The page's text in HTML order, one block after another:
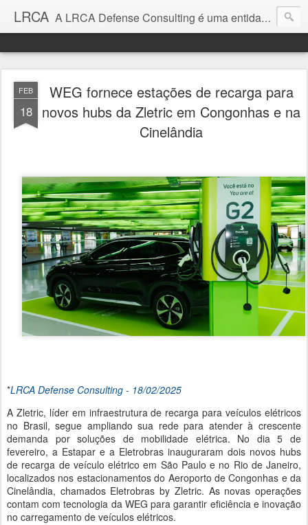
LRCA A LRCA Defense Consulting é uma entidade sem fins lucrativos que se dedica a produzir e divulgar notícias e análises sobre as Empresas de Defesa. Não somos jornalistas e nem este é um blog jornalístico.
FEB
18
WEG fornece estações de recarga para
novos hubs da Zletric em Congonhas e na
Cinelândia
*LRCA Defense Consulting - 18/02/2025
A Zletric, líder em infraestrutura de recarga para veículos elétricos
no Brasil, segue ampliando sua rede para atender à crescente
demanda por soluções de mobilidade elétrica. No dia 5 de
fevereiro, a Estapar e a Eletrobras inauguraram dois novos hubs
de recarga de veículo elétrico em São Paulo e no Rio de Janeiro,
localizados nos estacionamentos do Aeroporto de Congonhas e da
Cinelândia, chamados Eletrobras by Zletric. As novas operações
contam com tecnologia da WEG para garantir eficiência e inovação
no carregamento de veículos elétricos.